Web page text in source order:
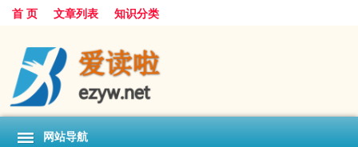
首 页 文章列表 知识分类
网站导航